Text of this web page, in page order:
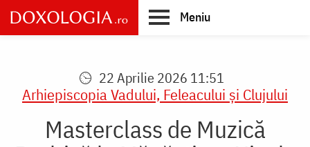
Skip
to
main
Meniu
22 Aprilie 2026 11:51
Arhiepiscopia Vadului, Feleacului şi Clujului
Masterclass de Muzică